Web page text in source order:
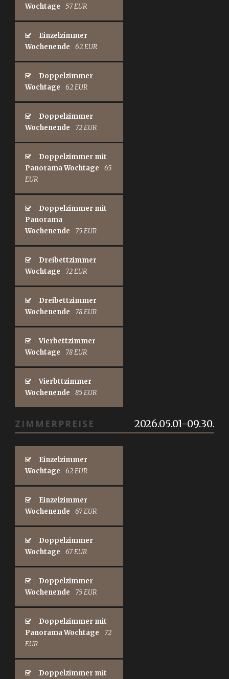
Wochtage
57 EUR
Einzelzimmer
Wochenende
62 EUR
Doppelzimmer
Wochtage
62 EUR
Doppelzimmer
Wochenende
72 EUR
Doppelzimmer mit
Panorama Wochtage
65
EUR
Doppelzimmer mit
Panorama
Wochenende
75 EUR
Dreibettzimmer
Wochtage
72 EUR
Dreibettzimmer
Wochenende
78 EUR
Vierbettzimmer
Wochtage
78 EUR
Vierbttzimmer
Wochenende
85 EUR
ZIMMERPREISE 2026.05.01-09.30.
Einzelzimmer
Wochtage
62 EUR
Einzelzimmer
Wochenende
67 EUR
Doppelzimmer
Wochtage
67 EUR
Doppelzimmer
Wochenende
75 EUR
Doppelzimmer mit
Panorama Wochtage
72
EUR
Doppelzimmer mit